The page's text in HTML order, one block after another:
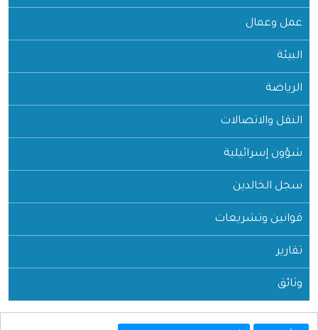
عمل وعمال
البيئة
الرياضة
النقل والاتصالات
شؤون إسرائيلية
سجل الخالدين
قوانين وتشريعات
تقارير
وثائق